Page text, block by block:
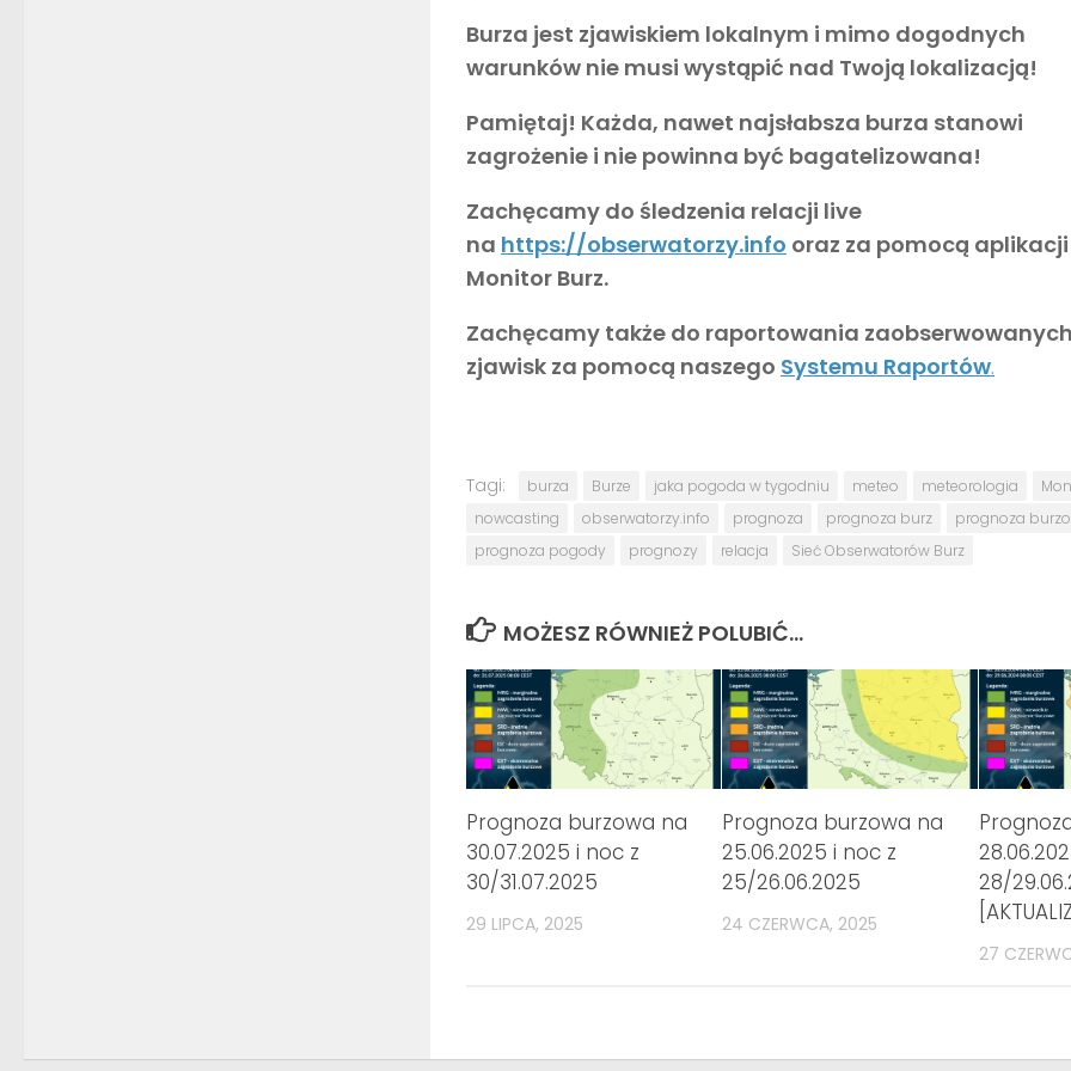
Burza jest zjawiskiem lokalnym i mimo dogodnych
warunków nie musi wystąpić nad Twoją lokalizacją!
Pamiętaj! Każda, nawet najsłabsza burza stanowi
zagrożenie i nie powinna być bagatelizowana!
Zachęcamy do śledzenia relacji live
na https://obserwatorzy.info oraz za pomocą aplikacji
Monitor Burz.
Zachęcamy także do raportowania zaobserwowanych
zjawisk za pomocą naszego Systemu Raportów.
Tagi: burza Burze jaka pogoda w tygodniu meteo meteorologia
nowcasting
obserwatorzy.info prognoza prognoza burz
prognoza
prognoza pogody
prognozy relacja Sieć Obserwatorów Burz
MOŻESZ RÓWNIEŻ POLUBIĆ…
Prognoza burzowa na
30.07.2025 i noc z
30/31.07.2025
29 LIPCA, 2025
Prognoza burzowa na
25.06.2025 i noc z
25/26.06.2025
24 CZERWCA, 2025
28/
27